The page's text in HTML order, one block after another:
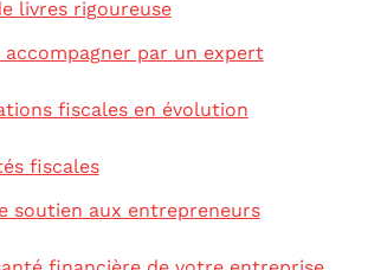
livres rigoureuse
accompagner par un expert
fiscales en évolution
fiscales
soutien aux entrepreneurs